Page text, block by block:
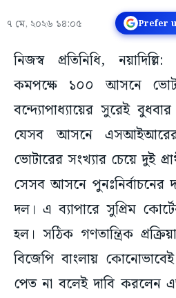
৭ মে, ২০২৬ ১৪:০৫ Prefer
নিজস্ব প্রতিনিধি, নয়াদিল্লি:
কমপক্ষে ১০০ আসনে
বন্দ্যোপাধ্যায়ের সুরেই
যেসব আসনে
ভোটারের সংখ্যার চেয়ে দুই
সেসব আসনে পুনঃনির্বাচনের
দল। এ ব্যাপারে সুপ্রিম
হল। সঠিক গণতান্ত্রিক
বিজেপি বাংলায়
পেত না বলেই দাবি করলেন